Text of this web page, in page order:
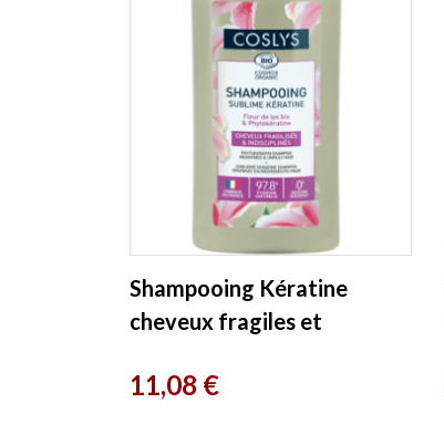
Shampooing Kératine
cheveux fragiles et
Prix
11,08 €